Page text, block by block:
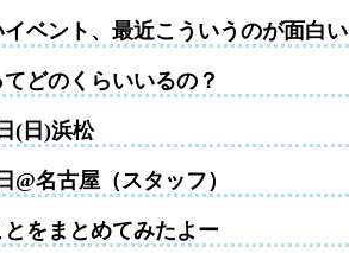
ベント、最近こういうのが面白い
どのくらいいるの？
(日)浜松
@名古屋（スタッフ）
をまとめてみたよー